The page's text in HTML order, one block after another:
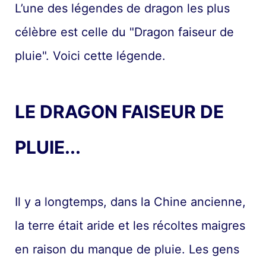
L’une des légendes de dragon les plus
célèbre est celle du "Dragon faiseur de
pluie". Voici cette légende.
LE DRAGON FAISEUR DE
PLUIE...
Il y a longtemps, dans la Chine ancienne,
la terre était aride et les récoltes maigres
en raison du manque de pluie. Les gens